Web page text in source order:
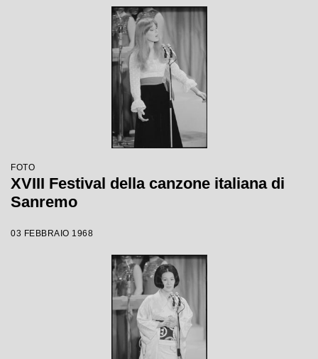
FOTO
XVIII Festival della canzone italiana di
Sanremo
03 FEBBRAIO 1968